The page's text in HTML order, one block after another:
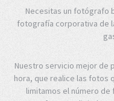
Necesitas un fotógrafo
fotografía corporativa de
Nuestro servicio mejor de
hora, que realice las fotos
limitamos el número